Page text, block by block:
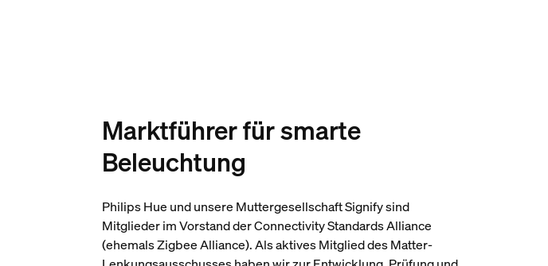
Marktführer für smarte
Beleuchtung
Philips Hue und unsere Muttergesellschaft Signify sind
Mitglieder im Vorstand der Connectivity Standards Alliance
(ehemals Zigbee Alliance). Als aktives Mitglied des Matter-